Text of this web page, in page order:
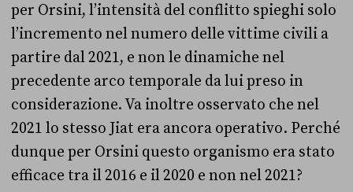
per Orsini, l’intensità del conflitto spieghi solo
l’incremento nel numero delle vittime civili a
partire dal 2021, e non le dinamiche nel
precedente arco temporale da lui preso in
considerazione. Va inoltre osservato che nel
2021 lo stesso Jiat era ancora operativo. Perché
dunque per Orsini questo organismo era stato
efficace tra il 2016 e il 2020 e non nel 2021?